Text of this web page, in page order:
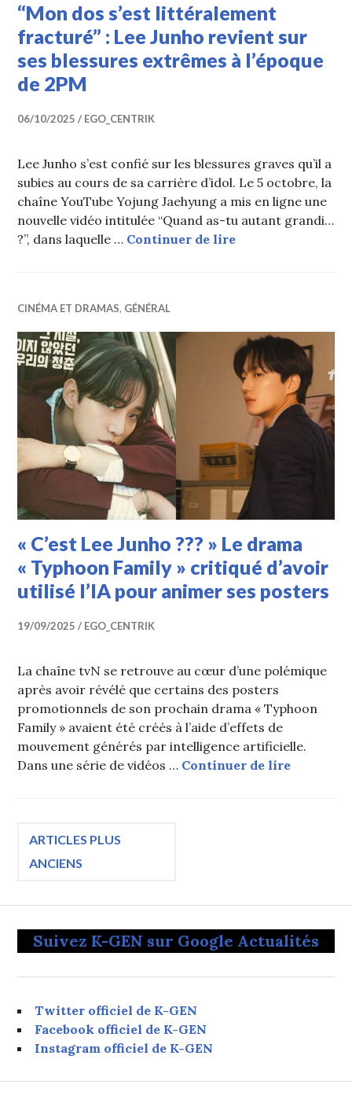
“Mon dos s’est littéralement
fracturé” : Lee Junho revient sur
ses blessures extrêmes à l’époque
de 2PM
06/10/2025 EGO_CENTRIK
Lee Junho s’est confié sur les blessures graves qu’il a
subies au cours de sa carrière d’idol. Le 5 octobre, la
chaîne YouTube Yojung Jaehyung a mis en ligne une
nouvelle vidéo intitulée “Quand as-tu autant grandi…
?”, dans laquelle … Continuer de lire“Mon dos s’est
CINÉMA ET DRAMAS, GÉNÉRAL
« C’est Lee Junho ??? » Le drama
« Typhoon Family » critiqué d’avoir
utilisé l’IA pour animer ses posters
19/09/2025 EGO_CENTRIK
La chaîne tvN se retrouve au cœur d’une polémique
après avoir révélé que certains des posters
promotionnels de son prochain drama « Typhoon
Family » avaient été créés à l’aide d’effets de
mouvement générés par intelligence artificielle.
Dans une série de vidéos … Continuer de lire« C’est
Navigation
articles
ARTICLES PLUS
ANCIENS
Suivez K-GEN sur Google Actualités
Twitter officiel de K-GEN
Facebook officiel de K-GEN
Instagram officiel de K-GEN